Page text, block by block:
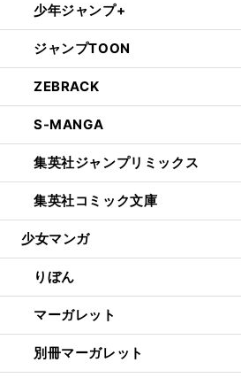
少年ジャンプ+
ジャンプTOON
ZEBRACK
S-MANGA
集英社ジャンプリミックス
集英社コミック文庫
少女マンガ
りぼん
マーガレット
別冊マーガレット